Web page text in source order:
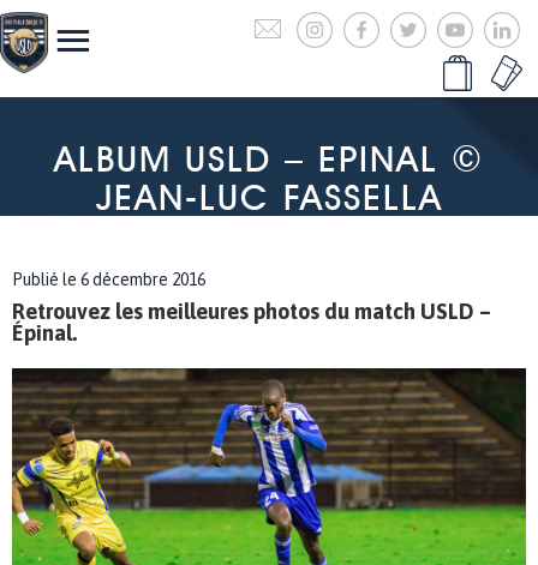
ALBUM USLD – EPINAL ©
JEAN-LUC FASSELLA
Publié le 6 décembre 2016
Retrouvez les meilleures photos du match USLD –
Épinal.